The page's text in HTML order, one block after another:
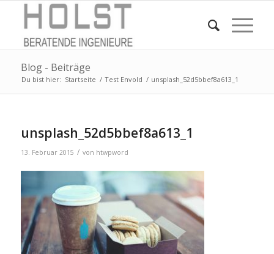
Blog - Beiträge
Du bist hier: Startseite / Test Envold / unsplash_52d5bbef8a613_1
unsplash_52d5bbef8a613_1
13. Februar 2015 / von htwpword